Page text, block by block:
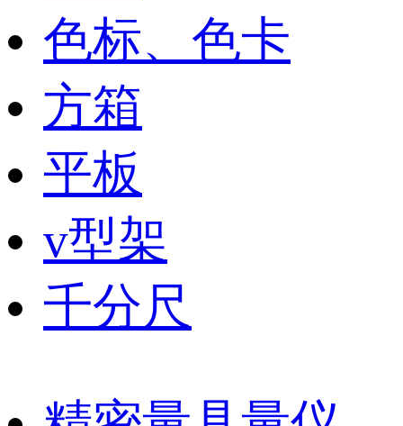
色标、色卡
方箱
平板
v型架
千分尺